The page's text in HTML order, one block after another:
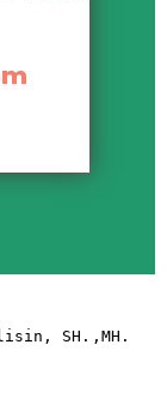
SH.,MH.